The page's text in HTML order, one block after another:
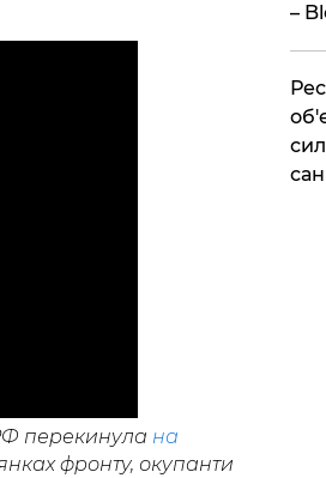
перекинула на
фронту, окупанти
–